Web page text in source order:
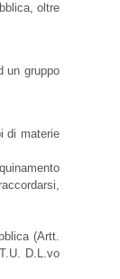
oltre
un gruppo
di materie
(Artt.
D.L.vo